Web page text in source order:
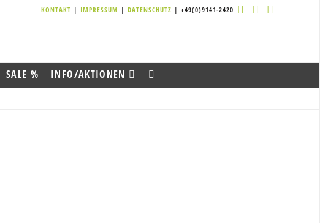
KONTAKT | IMPRESSUM | DATENSCHUTZ | +49(0)9141-2420
SALE % INFO/AKTIONEN